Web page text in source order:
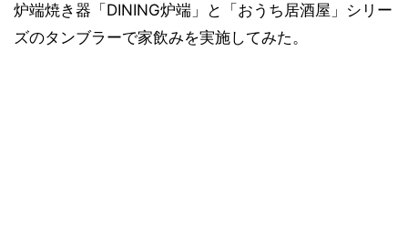
炉端焼き器「DINING炉端」と「おうち居酒屋」シリー
ズのタンブラーで家飲みを実施してみた。